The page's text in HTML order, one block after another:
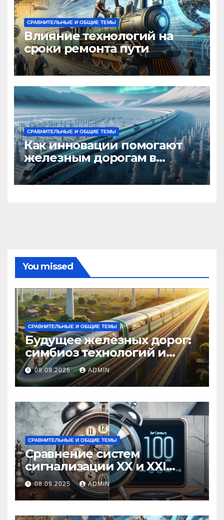
СРАВНИТЕЛЬНЫЕ И ОБЩИЕ ТЕМЫ
Влияние технологий на
сроки ремонта пути
СРАВНИТЕЛЬНЫЕ И ОБЩИЕ ТЕМЫ
Как инновации помогают
железным дорогам в
условиях Арктики
You missed
СРАВНИТЕЛЬНЫЕ И ОБЩИЕ ТЕМЫ
Будущее железных дорог:
симбиоз технологий и
экологии
08.09.2025 ADMIN
СРАВНИТЕЛЬНЫЕ И ОБЩИЕ ТЕМЫ
Сравнение систем
сигнализации XX и XXI
веков
08.09.2025 ADMIN